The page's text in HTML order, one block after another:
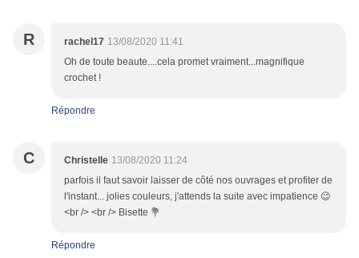
R rachel17 13/08/2020 11:41
Oh de toute beaute....cela promet vraiment...magnifique
crochet !
Répondre
C Christelle 13/08/2020 11:24
parfois il faut savoir laisser de côté nos ouvrages et profiter de
l'instant... jolies couleurs, j'attends la suite avec impatience 😉
<br /> <br /> Bisette 💐
Répondre